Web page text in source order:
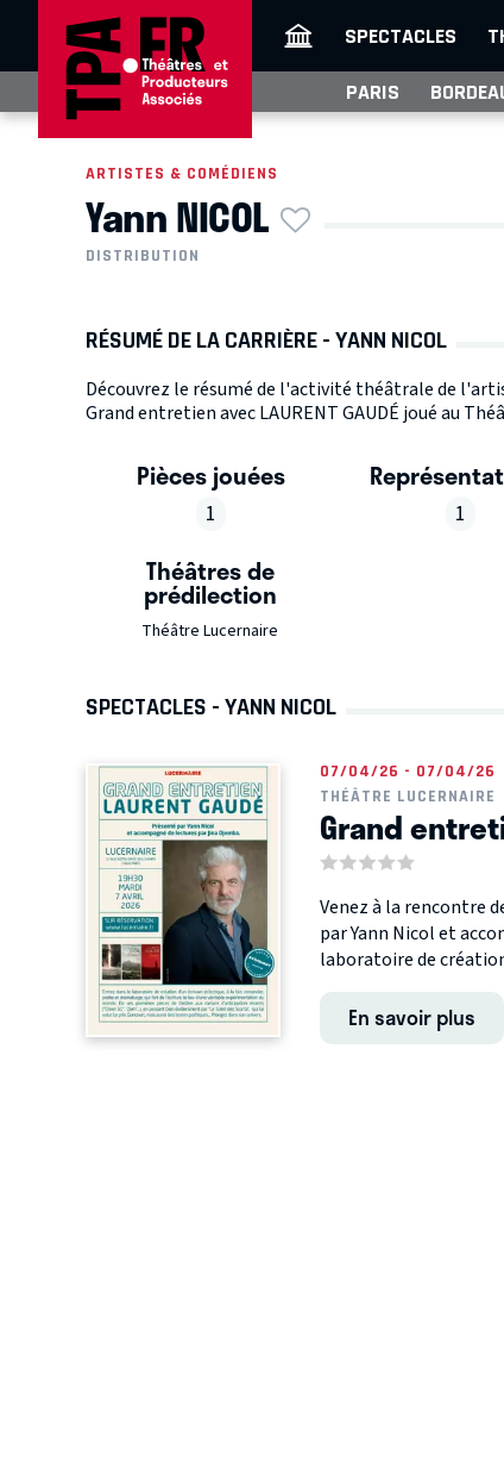
SPECTACLES
PARIS
ARTISTES & COMÉDIENS
Yann NICOL
DISTRIBUTION
RÉSUMÉ DE LA CARRIÈRE - YANN NICOL
Découvrez le résumé de l'activité théâtrale de
Grand entretien avec LAURENT GAUDÉ joué au
Pièces jouées
1 1
Théâtres de
prédilection
Théâtre Lucernaire
SPECTACLES - YANN NICOL
07/04/26 - 07/04/26
THÉÂTRE LUCERNAIRE
Grand
Venez à la rencontre
par Yann Nicol et
laboratoire de création
En savoir plus